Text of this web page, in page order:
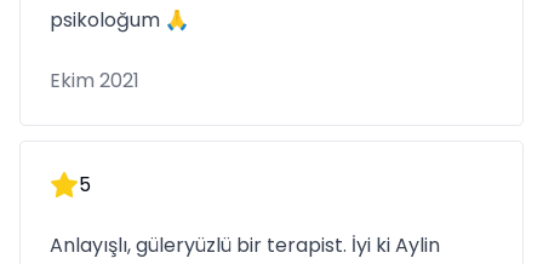
psikoloğum 🙏
Ekim 2021
5
Anlayışlı, güleryüzlü bir terapist. İyi ki Aylin